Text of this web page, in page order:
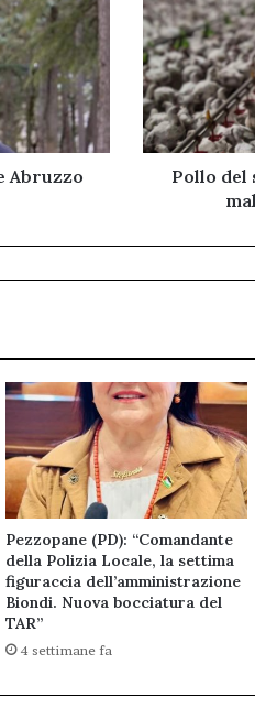
Abruzzo
supermercato
Lidl:
il
90%
è
malato
di
whitePollo del
Pezzopane (PD): “Comandante
della Polizia Locale, la settima
figuraccia dell’amministrazione
Biondi. Nuova bocciatura del
TAR”
4 settimane fa